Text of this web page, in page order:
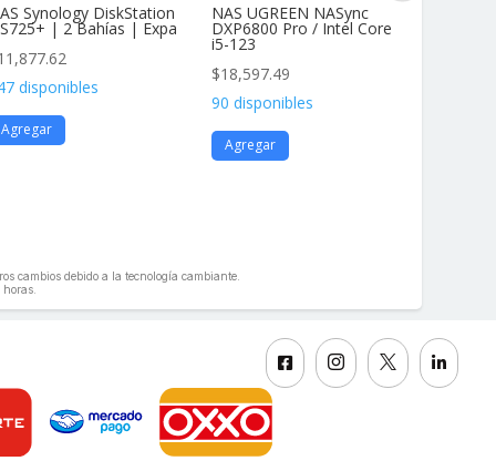
Synology DiskStation
| 2 Bahías | Expa
disponibles
Agregar
NAS UGREEN NASync
DXP6800 Pro / Intel Core
i5-123
$18,597.49
90 disponibles
Agregar
cambios debido a la tecnología cambiante.
   